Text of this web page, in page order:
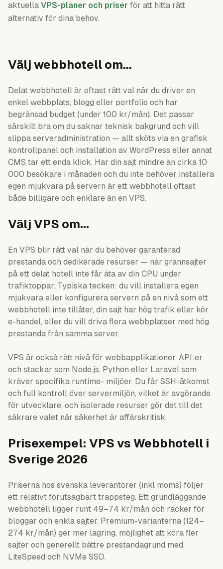
aktuella VPS-planer och priser för att hitta rätt
alternativ för dina behov.
Välj webbhotell om...
Delat webbhotell är oftast rätt val när du driver en
enkel webbplats, blogg eller portfolio och har
begränsad budget (under 100 kr/mån). Det passar
särskilt bra om du saknar teknisk bakgrund och vill
slippa serveradministration — allt sköts via en grafisk
kontrollpanel och installation av WordPress eller annat
CMS tar ett enda klick. Har din sajt mindre än cirka 10
000 besökare i månaden och du inte behöver installera
egen mjukvara på servern är ett webbhotell oftast
både billigare och enklare än en VPS.
Välj VPS om...
En VPS blir rätt val när du behöver garanterad
prestanda och dedikerade resurser — när grannsajter
på ett delat hotell inte får äta av din CPU under
trafiktoppar. Typiska tecken: du vill installera egen
mjukvara eller konfigurera servern på en nivå som ett
webbhotell inte tillåter, din sajt har hög trafik eller kör
e-handel, eller du vill driva flera webbplatser med hög
prestanda från samma server.
VPS är också rätt nivå för webbapplikationer, API:er
och stackar som Node.js, Python eller Laravel som
kräver specifika runtime- miljöer. Du får SSH-åtkomst
och full kontroll över servermiljön, vilket är avgörande
för utvecklare, och isolerade resurser gör det till det
säkrare valet när säkerhet är affärskritisk.
Prisexempel: VPS vs Webbhotell i
Sverige 2026
Priserna hos svenska leverantörer (inkl moms) följer
ett relativt förutsägbart trappsteg. Ett grundläggande
webbhotell ligger runt 49–74 kr/mån och räcker för
bloggar och enkla sajter. Premium-varianterna (124–
274 kr/mån) ger mer lagring, möjlighet att köra fler
sajter och generellt bättre prestandagrund med
LiteSpeed och NVMe SSD.